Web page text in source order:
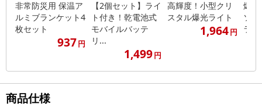
非常防災用 保温ア
ルミブランケット4
枚セット
937円
【2個セット】ライ
ト付き！乾電池式
モバイルバッテ
リ...
1,499円
高輝度！小型クリ
スタル爆光ライト
1,964円
爆光
ソ
ライ
商品仕様